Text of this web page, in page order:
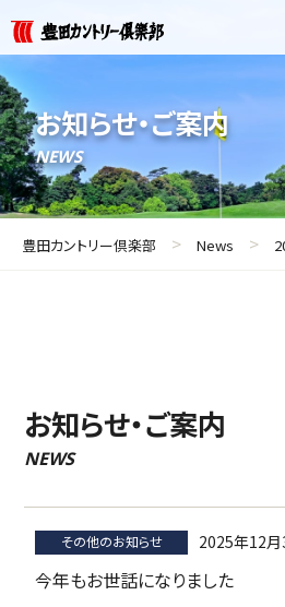
お知らせ・ご案内
NEWS
豊田カントリー倶楽部 > News >
お知らせ・ご案内
NEWS
その他のお知らせ 2025年12月
今年もお世話になりました